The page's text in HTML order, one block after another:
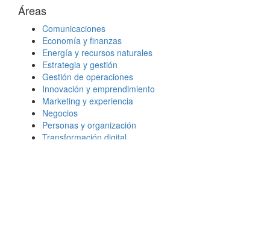
Áreas
Comunicaciones
Economía y finanzas
Energía y recursos naturales
Estrategia y gestión
Gestión de operaciones
Innovación y emprendimiento
Marketing y experiencia
Negocios
Personas y organización
Transformación digital